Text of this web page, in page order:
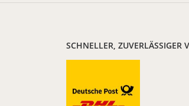
SCHNELLER, ZUVERLÄSSIGER